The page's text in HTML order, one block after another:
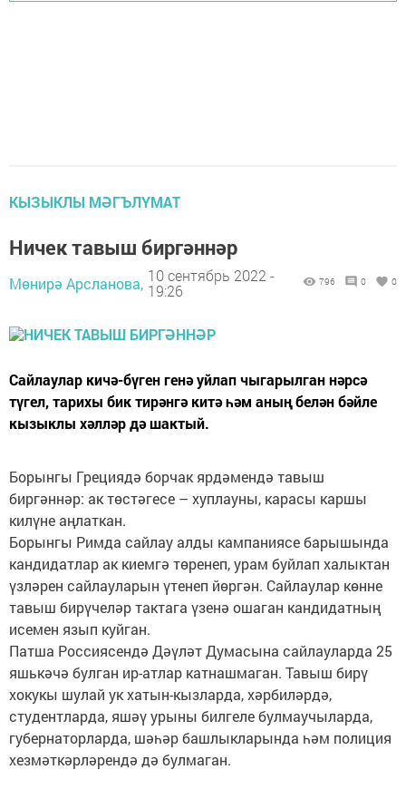
КЫЗЫКЛЫ МӘГЪЛҮМАТ
Ничек тавыш биргәннәр
Мөнирә Арсланова, 10 сентябрь 2022 -
19:26
796 0 0
Сайлаулар кичә-бүген генә уйлап чыгарылган нәрсә
түгел, тарихы бик тирәнгә китә һәм аның белән бәйле
кызыклы хәлләр дә шактый.
Борынгы Грециядә борчак ярдәмендә тавыш
биргәннәр: ак төстәгесе – хуплауны, карасы каршы
килүне аңлаткан.
Борынгы Римда сайлау алды кампаниясе барышында
кандидатлар ак киемгә төренеп, урам буйлап халыктан
үзләрен сайлауларын үтенеп йөргән. Сайлаулар көнне
тавыш бирүчеләр тактага үзенә ошаган кандидатның
исемен язып куйган.
Патша Россиясендә Дәүләт Думасына сайлауларда 25
яшькәчә булган ир-атлар катнашмаган. Тавыш бирү
хокукы шулай ук хатын-кызларда, хәрбиләрдә,
студентларда, яшәү урыны билгеле булмаучыларда,
губернаторларда, шәһәр башлыкларында һәм полиция
хезмәткәрләрендә дә булмаган.